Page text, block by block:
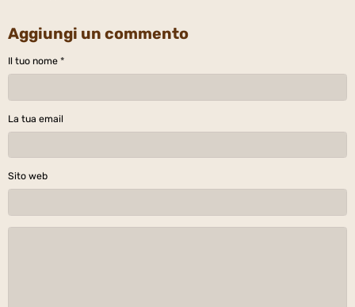
Aggiungi un commento
Il tuo nome
La tua email
Sito web